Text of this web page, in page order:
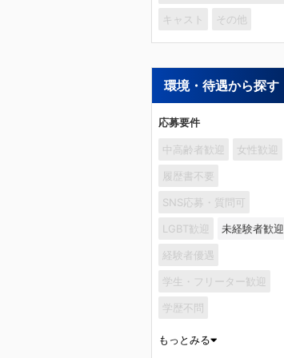
キャスト その他
環境・待遇から探す
応募要件
中高齢者歓迎 女性歓迎
履歴書不要
SNS応募・質問可
LGBT歓迎 未経験者歓迎
経験者優遇
学生・フリーター歓迎
学歴不問
もっとみる